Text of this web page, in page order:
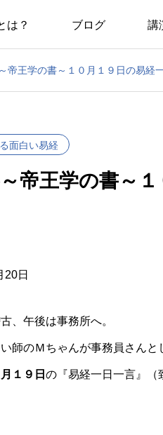
は？ ブログ 講
帝王学の書～１０月１９日の易経
面白い易経
帝王学の書～
20日
、午後は事務所へ。
師のＭちゃんが事務員さんと
１９日 の『易経一日一言』（